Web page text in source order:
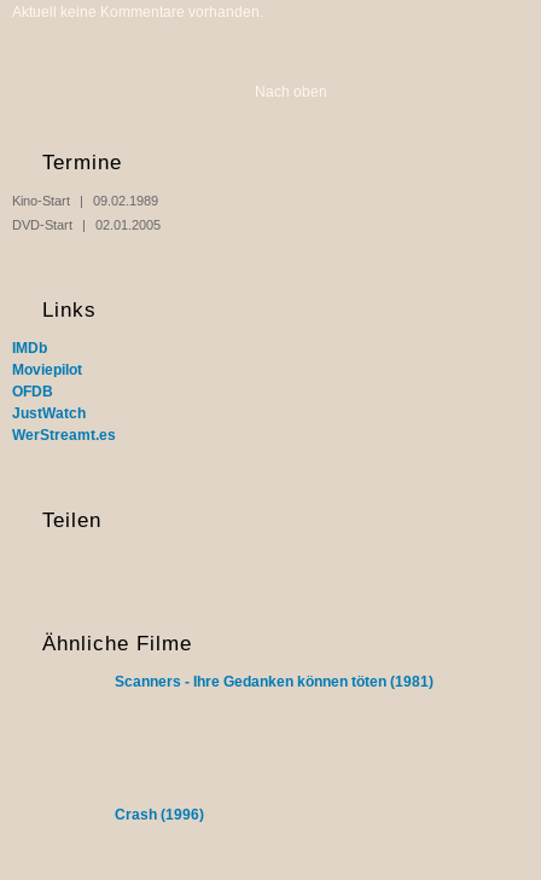
Aktuell keine Kommentare vorhanden.
Nach oben
Termine
Kino-Start
09.02.1989
DVD-Start
02.01.2005
Links
IMDb
Moviepilot
OFDB
JustWatch
WerStreamt.es
Teilen
Ähnliche Filme
Scanners - Ihre Gedanken können töten (1981)
Crash (1996)